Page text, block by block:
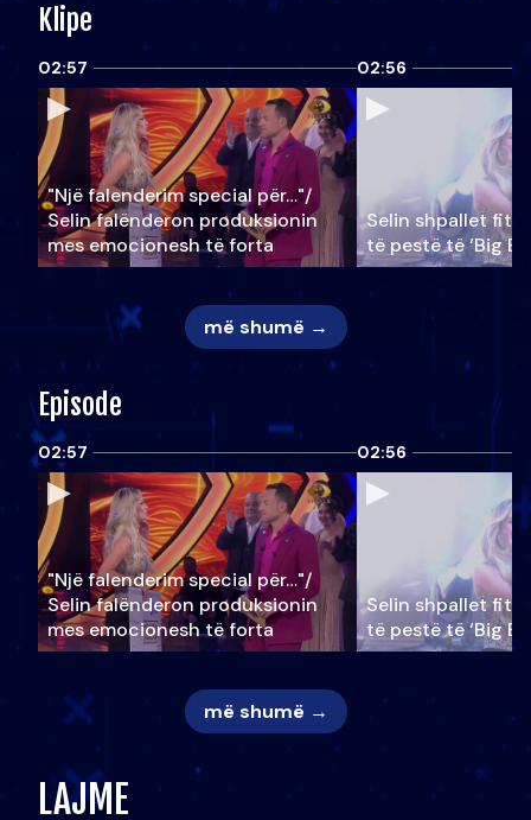
Klipe
02:57
"Një falenderim special për…"/
Selin falënderon produksionin
mes emocionesh të forta
02:56
Selin shpallet
të pestë të ‘Big
më shumë →
Episode
02:57
"Një falenderim special për…"/
Selin falënderon produksionin
mes emocionesh të forta
02:56
Selin shpallet
të pestë të ‘Big
më shumë →
LAJME